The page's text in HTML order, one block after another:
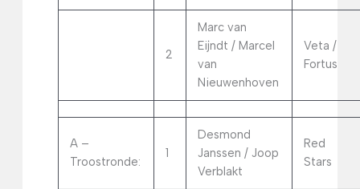
2
Marc van
Eijndt / Marcel
van
Nieuwenhoven
Veta /
Fortus
A –
Troostronde:
1
Desmond
Janssen / Joop
Verblakt
Red
Stars